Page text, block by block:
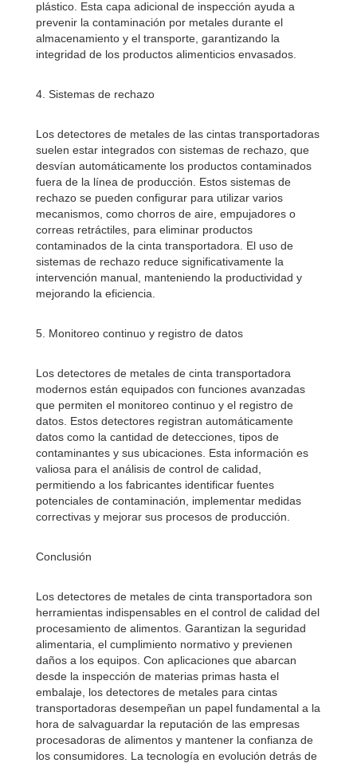
plástico. Esta capa adicional de inspección ayuda a
prevenir la contaminación por metales durante el
almacenamiento y el transporte, garantizando la
integridad de los productos alimenticios envasados.
4. Sistemas de rechazo
Los detectores de metales de las cintas transportadoras
suelen estar integrados con sistemas de rechazo, que
desvían automáticamente los productos contaminados
fuera de la línea de producción. Estos sistemas de
rechazo se pueden configurar para utilizar varios
mecanismos, como chorros de aire, empujadores o
correas retráctiles, para eliminar productos
contaminados de la cinta transportadora. El uso de
sistemas de rechazo reduce significativamente la
intervención manual, manteniendo la productividad y
mejorando la eficiencia.
5. Monitoreo continuo y registro de datos
Los detectores de metales de cinta transportadora
modernos están equipados con funciones avanzadas
que permiten el monitoreo continuo y el registro de
datos. Estos detectores registran automáticamente
datos como la cantidad de detecciones, tipos de
contaminantes y sus ubicaciones. Esta información es
valiosa para el análisis de control de calidad,
permitiendo a los fabricantes identificar fuentes
potenciales de contaminación, implementar medidas
correctivas y mejorar sus procesos de producción.
Conclusión
Los detectores de metales de cinta transportadora son
herramientas indispensables en el control de calidad del
procesamiento de alimentos. Garantizan la seguridad
alimentaria, el cumplimiento normativo y previenen
daños a los equipos. Con aplicaciones que abarcan
desde la inspección de materias primas hasta el
embalaje, los detectores de metales para cintas
transportadoras desempeñan un papel fundamental a la
hora de salvaguardar la reputación de las empresas
procesadoras de alimentos y mantener la confianza de
los consumidores. La tecnología en evolución detrás de